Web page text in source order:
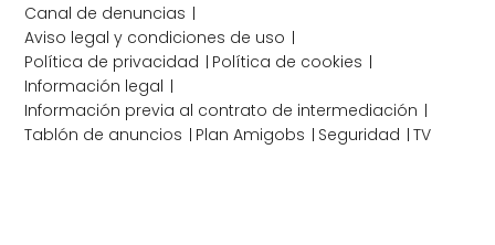
Canal de denuncias
Aviso legal y condiciones de uso
Política de privacidad
Política de cookies
Información legal
Información previa al contrato de intermediación
Tablón de anuncios
Plan Amigobs Seguridad TV